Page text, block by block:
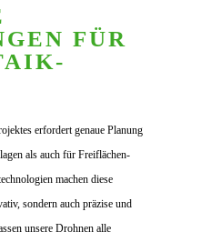
FÜR
erfordert genaue Planung
als auch für Freiflächen-
machen diese
sondern auch präzise und
unsere Drohnen alle